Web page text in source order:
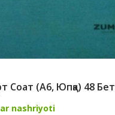
Соат (А6, Юпқа) 48 Бет
nashriyoti